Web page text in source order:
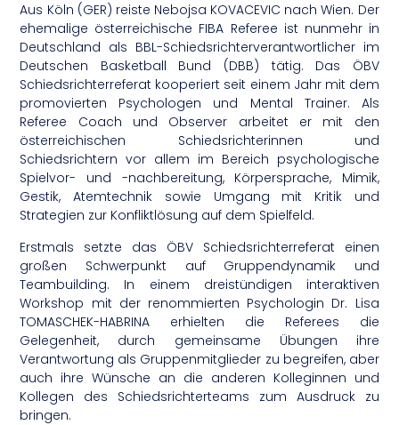
Aus Köln (GER) reiste Nebojsa KOVACEVIC nach Wien. Der
ehemalige österreichische FIBA Referee ist nunmehr in
Deutschland als BBL-Schiedsrichterverantwortlicher im
Deutschen Basketball Bund (DBB) tätig. Das ÖBV
Schiedsrichterreferat kooperiert seit einem Jahr mit dem
promovierten Psychologen und Mental Trainer. Als
Referee Coach und Observer arbeitet er mit den
österreichischen Schiedsrichterinnen und
Schiedsrichtern vor allem im Bereich psychologische
Spielvor- und -nachbereitung, Körpersprache, Mimik,
Gestik, Atemtechnik sowie Umgang mit Kritik und
Strategien zur Konfliktlösung auf dem Spielfeld.
Erstmals setzte das ÖBV Schiedsrichterreferat einen
großen Schwerpunkt auf Gruppendynamik und
Teambuilding. In einem dreistündigen interaktiven
Workshop mit der renommierten Psychologin Dr. Lisa
TOMASCHEK-HABRINA erhielten die Referees die
Gelegenheit, durch gemeinsame Übungen ihre
Verantwortung als Gruppenmitglieder zu begreifen, aber
auch ihre Wünsche an die anderen Kolleginnen und
Kollegen des Schiedsrichterteams zum Ausdruck zu
bringen.